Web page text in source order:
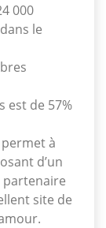
000
le
est de 57%
à
d’un
partenaire
site de